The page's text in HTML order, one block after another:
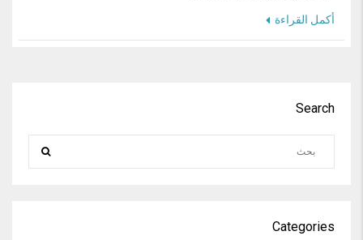
أكمل القراءة
Search
Categories